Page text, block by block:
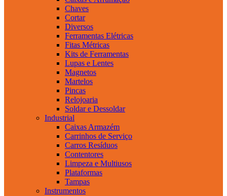
Chaves
Cortar
Diversos
Ferramentas Elétricas
Fitas Métricas
Kits de Ferramentas
Lupas e Lentes
Magnetos
Martelos
Pincas
Relojoaria
Soldar e Dessoldar
Industrial
Caixas Armazém
Carrinhos de Serviço
Carros Resíduos
Contentores
Limpeza e Multiusos
Plataformas
Tampas
Instrumentos